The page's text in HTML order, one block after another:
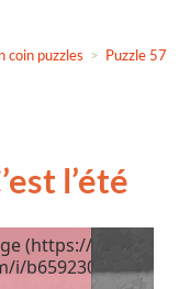
coin puzzles > Puzzle 57 –
l’été